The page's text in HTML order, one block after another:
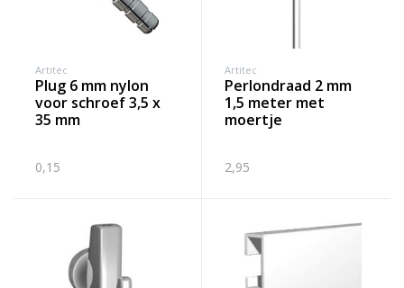
Artitec
plug 6 mm nylon
voor schroef 3,5 x
35 mm
0,15
Artitec
perlondraad 2 mm
1,5 meter met
moertje
2,95